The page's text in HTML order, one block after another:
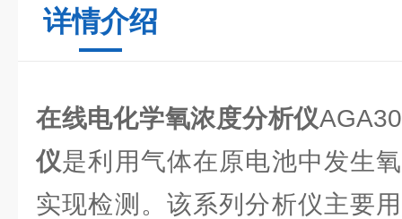
详情介绍
在线电化学氧浓度分析仪
仪是利用气体在原电池中发生
实现检测。该系列分析仪主要